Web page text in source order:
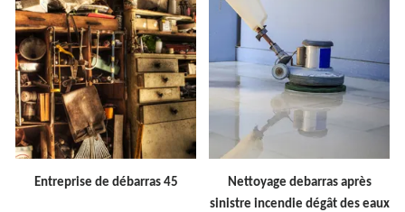
Entreprise de débarras 45
Nettoyage debarras après
sinistre incendie dégât des eaux